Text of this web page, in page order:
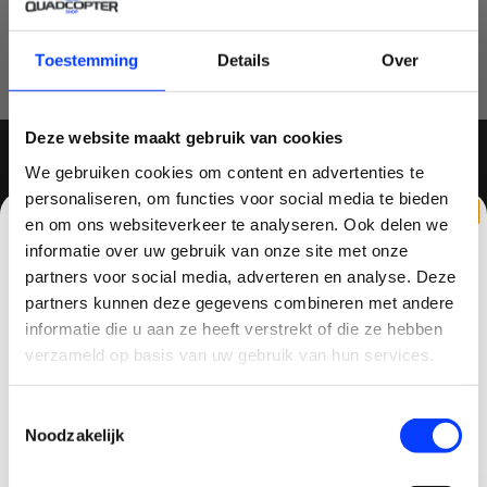
Toestemming Details Over
Deze website maakt gebruik van cookies
We gebruiken cookies om content en advertenties te
personaliseren, om functies voor social media te bieden
en om ons websiteverkeer te analyseren. Ook delen we
informatie over uw gebruik van onze site met onze
partners voor social media, adverteren en analyse. Deze
partners kunnen deze gegevens combineren met andere
informatie die u aan ze heeft verstrekt of die ze hebben
verzameld op basis van uw gebruik van hun services.
Noodzakelijk
MELD JE AAN VOOR ONZE NIEUWSBRIEF
QUADCOPTER-SHOP
CLAIM KORTING OP JE EERSTE
BESTELLING!